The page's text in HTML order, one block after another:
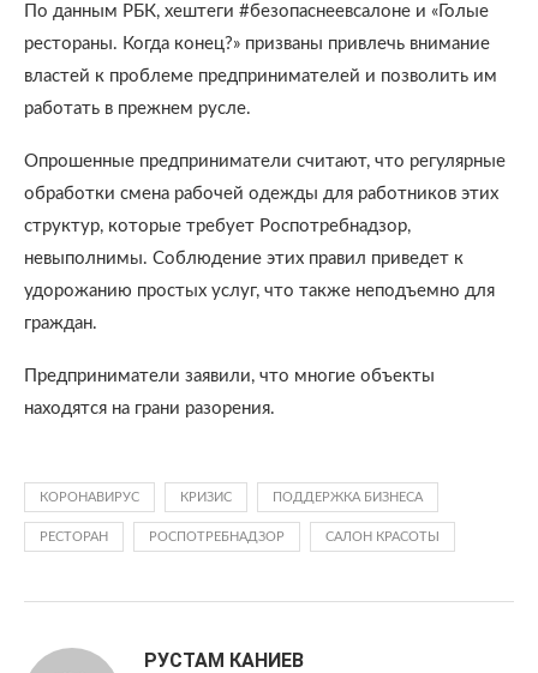
По данным РБК, хештеги #безопаснеевсалоне и «Голые
рестораны. Когда конец?» призваны привлечь внимание
властей к проблеме предпринимателей и позволить им
работать в прежнем русле.
Опрошенные предприниматели считают, что регулярные
обработки смена рабочей одежды для работников этих
структур, которые требует Роспотребнадзор,
невыполнимы. Соблюдение этих правил приведет к
удорожанию простых услуг, что также неподъемно для
граждан.
Предприниматели заявили, что многие объекты
находятся на грани разорения.
КОРОНАВИРУС КРИЗИС ПОДДЕРЖКА БИЗНЕСА
РЕСТОРАН РОСПОТРЕБНАДЗОР САЛОН КРАСОТЫ
РУСТАМ КАНИЕВ